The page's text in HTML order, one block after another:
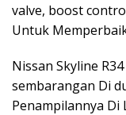
valve, boost
Untuk
Nissan Skyline
sembarangan Di
Penampilannya Di